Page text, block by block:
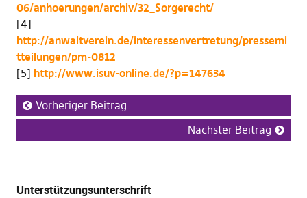
06/anhoerungen/archiv/32_Sorgerecht/
[4]
http://anwaltverein.de/interessenvertretung/pressemi
tteilungen/pm-0812
[5] http://www.isuv-online.de/?p=147634
Vorheriger Beitrag
Nächster Beitrag
Unterstützungsunterschrift